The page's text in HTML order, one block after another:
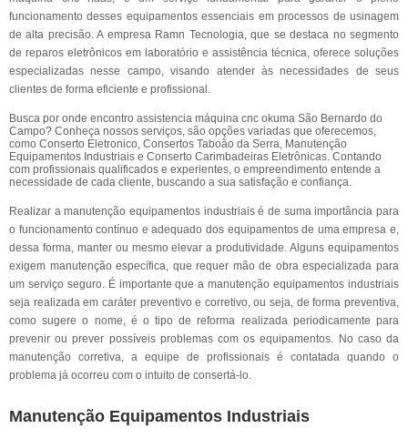
funcionamento desses equipamentos essenciais em processos de usinagem
de alta precisão. A empresa Ramn Tecnologia, que se destaca no segmento
de reparos eletrônicos em laboratório e assistência técnica, oferece soluções
especializadas nesse campo, visando atender às necessidades de seus
clientes de forma eficiente e profissional.
Busca por onde encontro assistencia máquina cnc okuma São Bernardo do
Campo? Conheça nossos serviços, são opções variadas que oferecemos,
como Conserto Eletronico, Consertos Taboão da Serra, Manutenção
Equipamentos Industriais e Conserto Carimbadeiras Eletrônicas. Contando
com profissionais qualificados e experientes, o empreendimento entende a
necessidade de cada cliente, buscando a sua satisfação e confiança.
Realizar a manutenção equipamentos industriais é de suma importância para
o funcionamento contínuo e adequado dos equipamentos de uma empresa e,
dessa forma, manter ou mesmo elevar a produtividade. Alguns equipamentos
exigem manutenção específica, que requer mão de obra especializada para
um serviço seguro. É importante que a manutenção equipamentos industriais
seja realizada em caráter preventivo e corretivo, ou seja, de forma preventiva,
como sugere o nome, é o tipo de reforma realizada periodicamente para
prevenir ou prever possíveis problemas com os equipamentos. No caso da
manutenção corretiva, a equipe de profissionais é contatada quando o
problema já ocorreu com o intuito de consertá-lo.
Manutenção Equipamentos Industriais